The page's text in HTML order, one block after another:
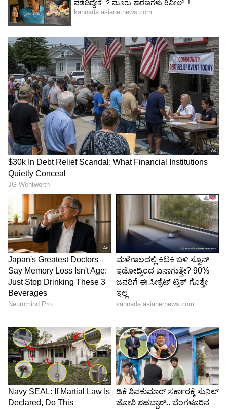
Image Credit :AI Meta
ಆದಾಯದ ಅಂತರ
ಅಲ್ಲದೆ ಗಂಡ-ಹೆಂಡತಿಯ ಆದಾಯದ ಅಂತರವು ತುಂಬಾ
ಹೆಚ್ಚಾಗಬಾರದು. ಆದಾಯದ ಅಂತರ ಹೆಚ್ಚಾದಂತೆ
ಸಂಬಂಧದಲ್ಲಿ ಒಬ್ಬರ ಪ್ರಭಾವ ಮತ್ತೊಬ್ಬರಿಗಿಂತ ಹೆಚ್ಚಾಗುವ
ಸಾಧ್ಯತೆ ಇದೆ ಎಂದು ಅವರು ಅಭಿಪ್ರಾಯಪಟ್ಟಿದ್ದಾರೆ.
Most women dream of marrying a rich
man. That dream is a cage with good
interiors.
The larger the income gap, the less
equal the marriage becomes.
If he earns 1 crore and you earn 10
lakh, sooner or later one thought
enters the room: I'm doing everything.
I'm paying for…
2026
LATEST VIDEOS